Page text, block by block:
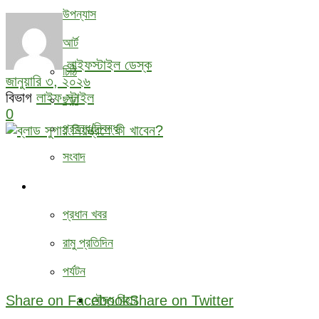
উপন্যাস
আর্ট
চিঠি
ছড়া
প্রবন্ধ/নিবন্ধ
সংবাদ
প্রধান খবর
রামু প্রতিদিন
পর্যটন
বৌদ্ধ ‍বিহার
লাইফস্টাইল ডেস্ক
জানুয়ারি ৩, ২০২৬
বিভাগ লাইফ স্টাইল
0
Share on FacebookShare on Twitter